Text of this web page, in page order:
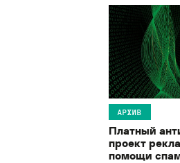
АРХИВ
Платный
проект
помощи